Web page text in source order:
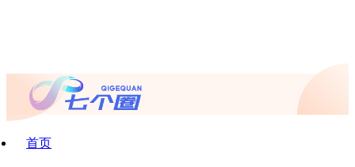
首页